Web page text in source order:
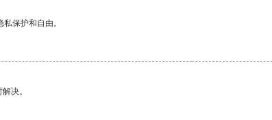
保护和自由。
决。